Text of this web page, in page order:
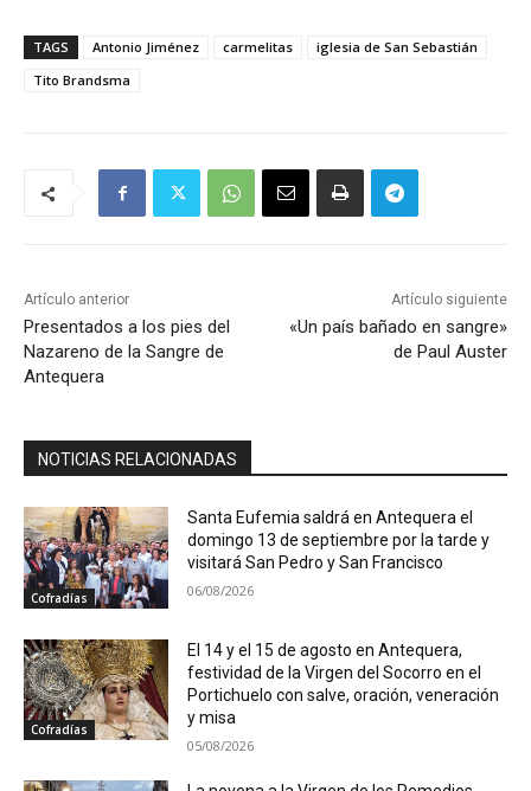
TAGS Antonio Jiménez carmelitas
iglesia de San Sebastián
Tito Brandsma
Artículo anterior
Presentados a los pies del
Nazareno de la Sangre de
Antequera
Artículo siguiente
«Un país bañado en sangre»
de Paul Auster
NOTICIAS RELACIONADAS
Cofradías
Santa Eufemia saldrá en Antequera el
domingo 13 de septiembre por la tarde y
visitará San Pedro y San Francisco
06/08/2026
Cofradías
El 14 y el 15 de agosto en Antequera,
festividad de la Virgen del Socorro en el
Portichuelo con salve, oración, veneración
y misa
05/08/2026